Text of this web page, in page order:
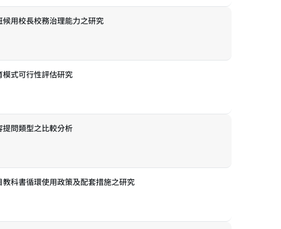
用校長校務治理能力之研究
式可行性評估研究
問類型之比較分析
科書循環使用政策及配套措施之研究